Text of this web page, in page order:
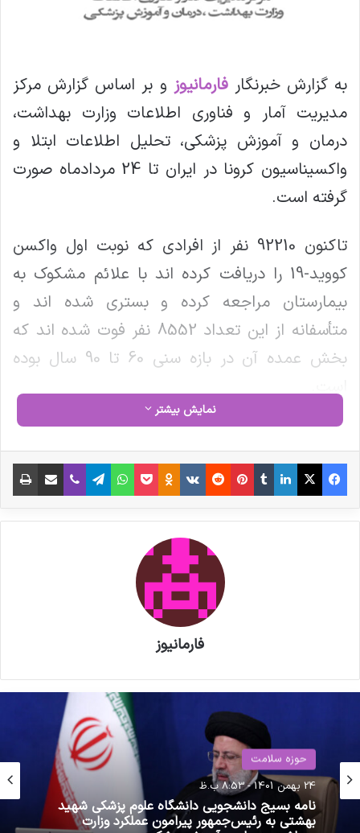
به گزارش خبرنگارفارمانیوز و بر اساس گزارش مرکز
مدیریت آمار و فناوری اطلاعات وزارت بهداشت،
درمان و آموزش پزشکی، تحلیل اطلاعات ابتلا و
واکسیناسیون کرونا در ایران تا 24 مردادماه صورت
گرفته است.
تاکنون 92210 نفر از افرادی که نوبت اول واکسن
کووید-19 را دریافت کرده اند با علائم مشکوک به
بیمارستان مراجعه کرده و بستری شده اند و
متأسفانه از این تعداد 8552 نفر فوت شده اند که
بخش عمده آن در بازه سنی 60 تا 90 سال بوده
است.
از دریافت نوبت دوم واکسن (Breakthrough
Hospitalizations) بوده است. با در نظر گرفتن
جمعیتی که تا زمان انجام تحلیل، حداقل دو هفته از
زمان دریافت نوبت دوم آن ها گذشته است، نرخ
تشدید علائم و بستری افراد کاملاً واکسینه شده،
6104 نفر در هر یک میلیون نفر بوده است. این
شاخص نسبت به آمارهای اعلام شده از سوی برخی
کشورها به مراتب بالاتر است.
همچنین نرخ فوت افرادی که بیش از دو هفته از
نوبت دوم واکسن آن ها گذشته است، 753 نفر در
هر یک میلیون نفر بوده است. این شاخص که
Breakthrough Deaths نامیده می شود در برخی
کشورها کمتر از 10 نفر در هر یک میلیون نفر می
نمایش بیشتر
فیس بوک X لینکدین ‫تامبلر ‫پین‌ترست ‫رددیت ‫VKontakte
‫Odnoklassniki پاکت واتس آپ تلگرام وایبر اشتراک گذاری از طریق ایمیل
فارمانیوز
حوزه سلامت
24 بهمن 1401 - 8:53 ب.ظ
حوزه سلامت
17 خرداد 1404 - 8:01 ق.ظ